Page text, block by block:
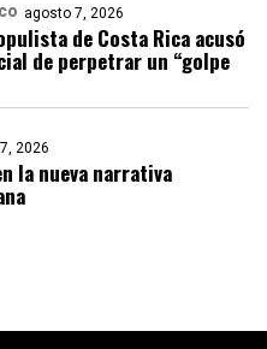
agosto 7, 2026
de Costa Rica acusó
de perpetrar un “golpe
2026
la nueva narrativa